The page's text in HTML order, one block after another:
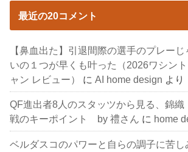
最近の20コメント
【鼻血出た】引退間際の選手のプレー
いの１つが早くも叶った（2026ワシン
ャン レビュー）
にAI home design より
QF進出者8人のスタッツから見る、錦織
戦のキーポイント by 禮さん に home
ベルダスコのパワーと自らの調子に苦し